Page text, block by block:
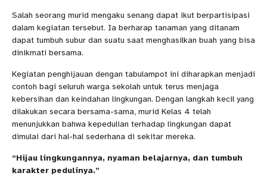
Salah seorang murid mengaku senang dapat ikut berpartisipasi
dalam kegiatan tersebut. Ia berharap tanaman yang ditanam
dapat tumbuh subur dan suatu saat menghasilkan buah yang bisa
dinikmati bersama.
Kegiatan penghijauan dengan tabulampot ini diharapkan menjadi
contoh bagi seluruh warga sekolah untuk terus menjaga
kebersihan dan keindahan lingkungan. Dengan langkah kecil yang
dilakukan secara bersama-sama, murid Kelas 4 telah
menunjukkan bahwa kepedulian terhadap lingkungan dapat
dimulai dari hal-hal sederhana di sekitar mereka.
“Hijau lingkungannya, nyaman belajarnya, dan tumbuh
karakter pedulinya.”